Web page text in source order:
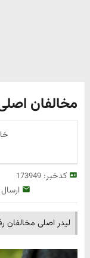
مخالفان
کدخبر:173949
لیدر اصلی مخالفان